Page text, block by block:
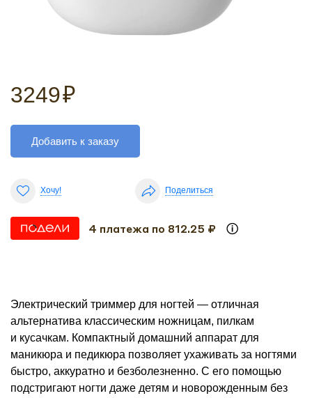
3249₽
Добавить к заказу
Хочу! Поделиться
4 платежа по 812.25 ₽
Электрический триммер для ногтей — отличная
альтернатива классическим ножницам, пилкам
и кусачкам. Компактный домашний аппарат для
маникюра и педикюра позволяет ухаживать за ногтями
быстро, аккуратно и безболезненно. С его помощью
подстригают ногти даже детям и новорожденным без